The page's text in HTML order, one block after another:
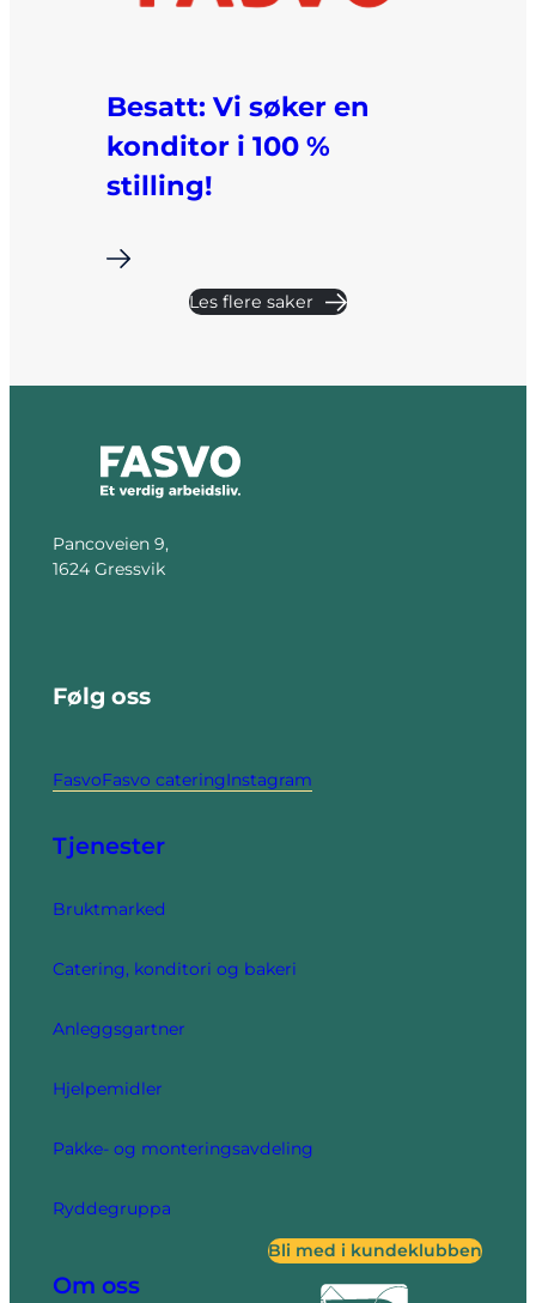
Besatt: Vi søker en
konditor i 100 %
stilling!
i
Les flere saker
Pancoveien 9,
1624 Gressvik
Følg oss
FasvoFasvo cateringInstagram
Tjenester
Bruktmarked
Catering, konditori og bakeri
Anleggsgartner
Hjelpemidler
Pakke- og monteringsavdeling
Ryddegruppa
Om oss
Bli med i kundeklubben